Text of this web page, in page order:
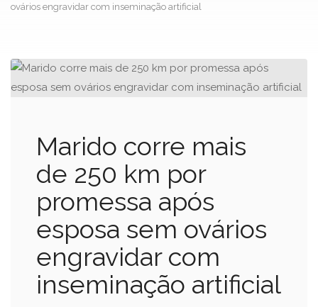
ovários engravidar com inseminação artificial
Marido corre mais
de 250 km por
promessa após
esposa sem ovários
engravidar com
inseminação artificial